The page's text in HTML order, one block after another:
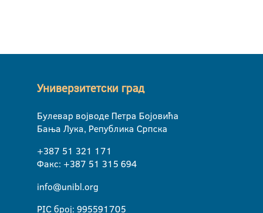
Универзитетски град
Булевар војводе Петра Бојовића
Бања Лука, Република Српска
+387 51 321 171
Факс: +387 51 315 694
info@unibl.org
PIC број: 995591705